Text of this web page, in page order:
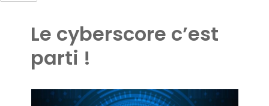
Le cyberscore c’est
parti !